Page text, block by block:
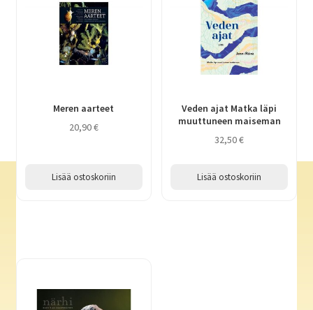
Meren aarteet
20,90€
Lisää ostoskoriin
Veden ajat Matka läpi
muuttuneen maiseman
32,50€
Lisää ostoskoriin